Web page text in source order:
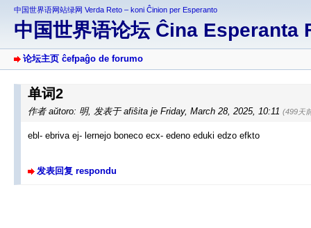
中国世界语网站绿网 Verda Reto – koni Ĉinion per Esperanto
中国世界语论坛 Ĉina Esperanta
论坛主页 ĉefpaĝo de forumo
单词2
作者 aŭtoro: 明, 发表于 afiŝita je Friday, March 28, 2025, 10:11 (499天
ebl- ebriva ej- lernejo boneco ecx- edeno eduki edzo efkto
发表回复 respondu